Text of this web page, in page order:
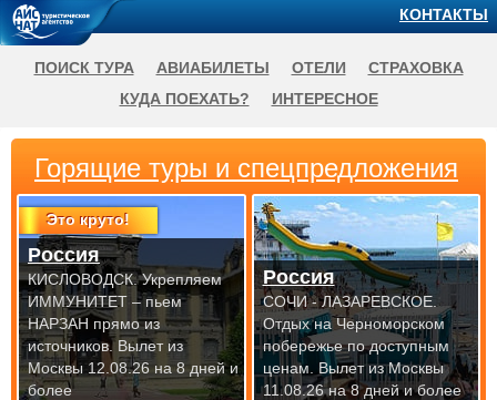
Горящие туры и спецпредложения
Это круто!
Россия
КИСЛОВОДСК. Укрепляем
ИММУНИТЕТ – пьем
НАРЗАН прямо из
источников.Вылет из
Москвы 12.08.26 на 8 дней и
более
Россия
СОЧИ - ЛАЗАРЕВСКОЕ.
Отдых на Черноморском
побережье по доступным
ценам. Вылет из Москвы
11.08.26 на 8 дней и более
КОНТАКТЫ
ПОИСК ТУРА АВИАБИЛЕТЫ ОТЕЛИ
СТРАХОВКА
КУДА ПОЕХАТЬ?
ИНТЕРЕСНОЕ